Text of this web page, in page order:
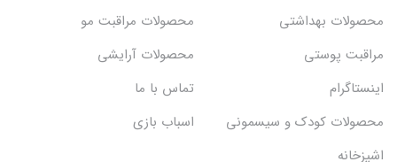
محصولات بهداشتي
محصولات مراقبت مو
مراقبت پوستی
محصولات آرایشی
اینستاگرام
تماس با ما
محصولات کودک و سیسمونی
اسباب بازی
اشپزخانه